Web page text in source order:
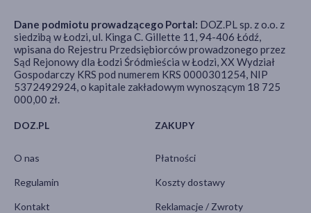
DOZ.PL
O nas
Regulamin
Kontakt
ZAKUPY
Płatności
Koszty dostawy
Reklamacje / Zwroty
Dane podmiotu prowadzącego Portal: DOZ.PL sp. z o.o. z
siedzibą w Łodzi, ul. Kinga C. Gillette 11, 94-406 Łódź,
wpisana do Rejestru Przedsiębiorców prowadzonego przez
Sąd Rejonowy dla Łodzi Śródmieścia w Łodzi, XX Wydział
Gospodarczy KRS pod numerem KRS 0000301254, NIP
5372492924, o kapitale zakładowym wynoszącym 18 725
000,00 zł.